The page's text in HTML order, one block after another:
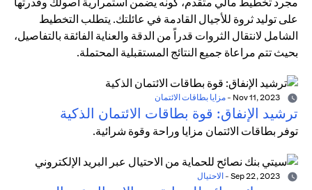
على توليد ثروة للأجيال القادمة في عائلتك. يتطلب التخطيط
الشامل لانتقال الثروات قدراً من الدقة والعناية الفائقة بالتفاصيل،
بحيث تتم مراعاة جميع النتائج المستقبلية المحتملة.
- مزايا بطاقات الائتمان
ترشيد الإنفاق: قوة بطاقات الائتمان الذكية
توفر بطاقات الائتمان مزايا وراحة وقوة شرائية.
- الاحتيال